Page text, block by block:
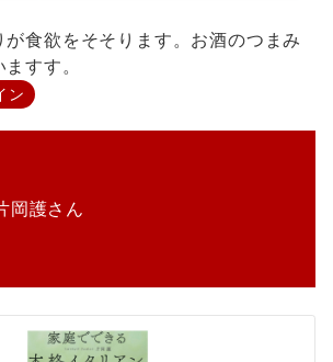
が食欲をそそります。お酒のつまみ
すす。
ン
岡護さん